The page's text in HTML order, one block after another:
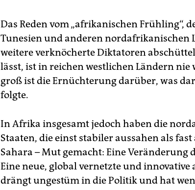
Das Reden vom „afrikanischen Frühling“,
Tunesien und anderen nordafrikanischen
weitere verknöcherte Diktatoren
lässt, ist in reichen westlichen Ländern
groß ist die Ernüchterung darüber, was
folgte.
In Afrika insgesamt jedoch haben die
Staaten, die einst stabiler aussahen als
Sahara – Mut gemacht: Eine Veränderung
Eine neue, global vernetzte und
drängt ungestüm in die Politik und hat